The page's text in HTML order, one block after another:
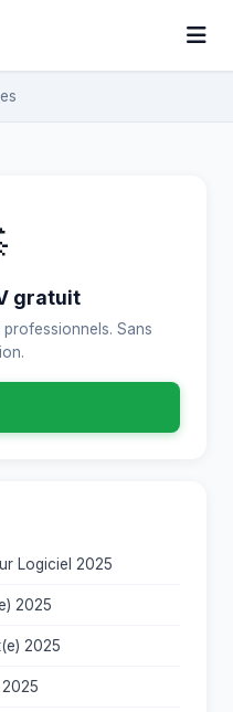
gratuit
Sans
Logiciel 2025
2025
2025